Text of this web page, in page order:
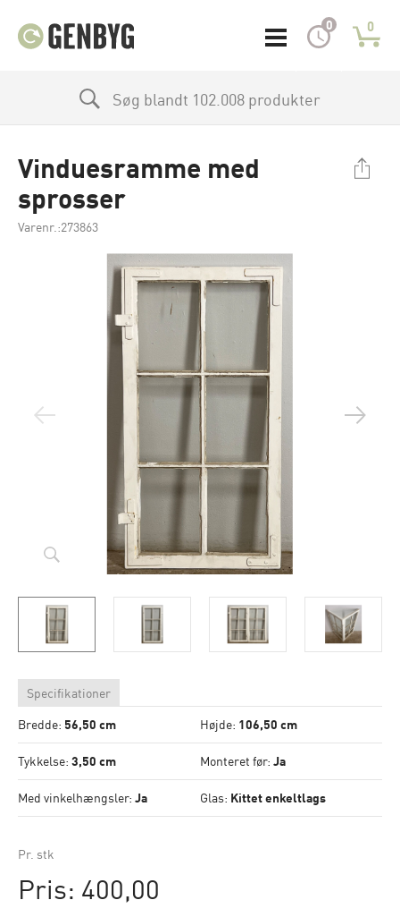
0 0
Søg blandt 102.008 produkter
Vinduesramme med
sprosser
Varenr.:273863
Specifikationer
Bredde: 56,50 cm Højde: 106,50 cm
Tykkelse: 3,50 cm Monteret før: Ja
Med vinkelhængsler: Ja Glas: Kittet enkeltlags
Pr. stk
Pris: 400,00